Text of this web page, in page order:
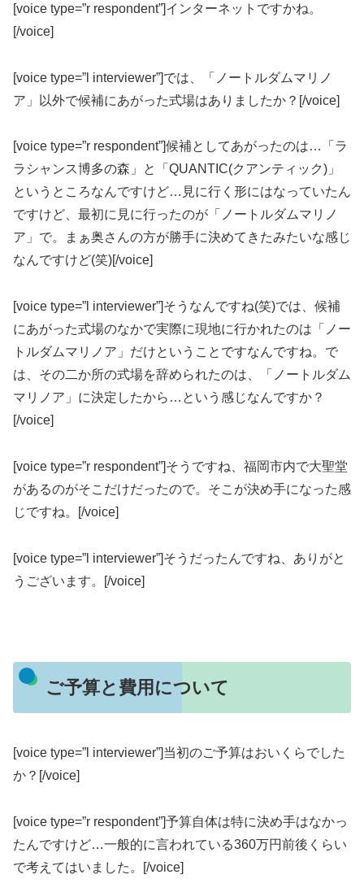
[voice type=”r respondent”]インターネットですかね。
[/voice]
[voice type=”l interviewer”]では、「ノートルダムマリノ
ア」以外で候補にあがった式場はありましたか？[/voice]
[voice type=”r respondent”]候補としてあがったのは…「ラ
ラシャンス博多の森」と「QUANTIC(クアンティック)」
というところなんですけど…見に行く形にはなっていたん
ですけど、最初に見に行ったのが「ノートルダムマリノ
ア」で。まぁ奥さんの方が勝手に決めてきたみたいな感じ
なんですけど(笑)[/voice]
[voice type=”l interviewer”]そうなんですね(笑)では、候補
にあがった式場のなかで実際に現地に行かれたのは「ノー
トルダムマリノア」だけということですなんですね。で
は、その二か所の式場を辞められたのは、「ノートルダム
マリノア」に決定したから…という感じなんですか？
[/voice]
[voice type=”r respondent”]そうですね、福岡市内で大聖堂
があるのがそこだけだったので。そこが決め手になった感
じですね。[/voice]
[voice type=”l interviewer”]そうだったんですね、ありがと
うございます。[/voice]
ご予算と費用について
[voice type=”l interviewer”]当初のご予算はおいくらでした
か？[/voice]
[voice type=”r respondent”]予算自体は特に決め手はなかっ
たんですけど…一般的に言われている360万円前後くらい
で考えてはいました。[/voice]